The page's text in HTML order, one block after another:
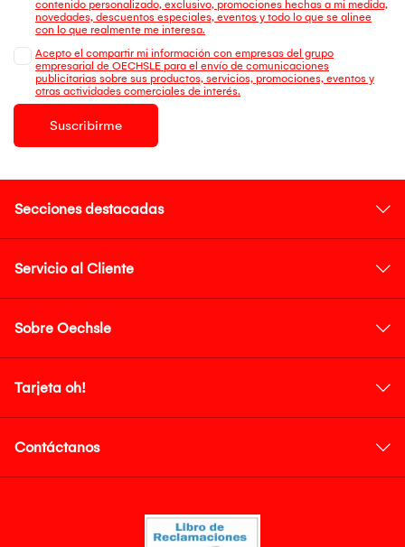
contenido personalizado, exclusivo, promociones hechas a mi medida,
novedades, descuentos especiales, eventos y todo lo que se alinee
con lo que realmente me interesa.
Acepto el compartir mi información con empresas del grupo
empresarial de OECHSLE para el envío de comunicaciones
publicitarias sobre sus productos, servicios, promociones, eventos y
otras actividades comerciales de interés.
Suscribirme
Secciones destacadas
Servicio al Cliente
Sobre Oechsle
Tarjeta oh!
Contáctanos